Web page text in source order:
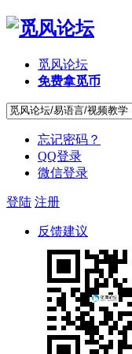
觅风论坛
免费拿觅币
忘记密码？
QQ登录
微信登录
登陆 注册
反馈建议